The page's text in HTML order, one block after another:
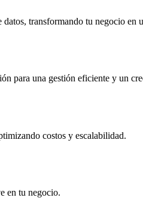
transformando tu negocio en
para una gestión eficiente y un
costos y escalabilidad.
en tu negocio.